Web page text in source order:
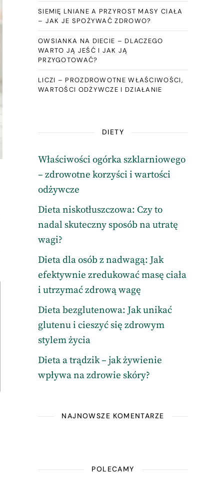
SIEMIĘ LNIANE A PRZYROST MASY CIAŁA
– JAK JE SPOŻYWAĆ ZDROWO?
OWSIANKA NA DIECIE – DLACZEGO
WARTO JĄ JEŚĆ I JAK JĄ
PRZYGOTOWAĆ?
LICZI – PROZDROWOTNE WŁAŚCIWOŚCI,
WARTOŚCI ODŻYWCZE I DZIAŁANIE
DIETY
Właściwości ogórka szklarniowego
– zdrowotne korzyści i wartości
odżywcze
Dieta niskotłuszczowa: Czy to
nadal skuteczny sposób na utratę
wagi?
Dieta dla osób z nadwagą: Jak
efektywnie zredukować masę ciała
i utrzymać zdrową wagę
Dieta bezglutenowa: Jak unikać
glutenu i cieszyć się zdrowym
stylem życia
Dieta a trądzik – jak żywienie
wpływa na zdrowie skóry?
NAJNOWSZE KOMENTARZE
POLECAMY